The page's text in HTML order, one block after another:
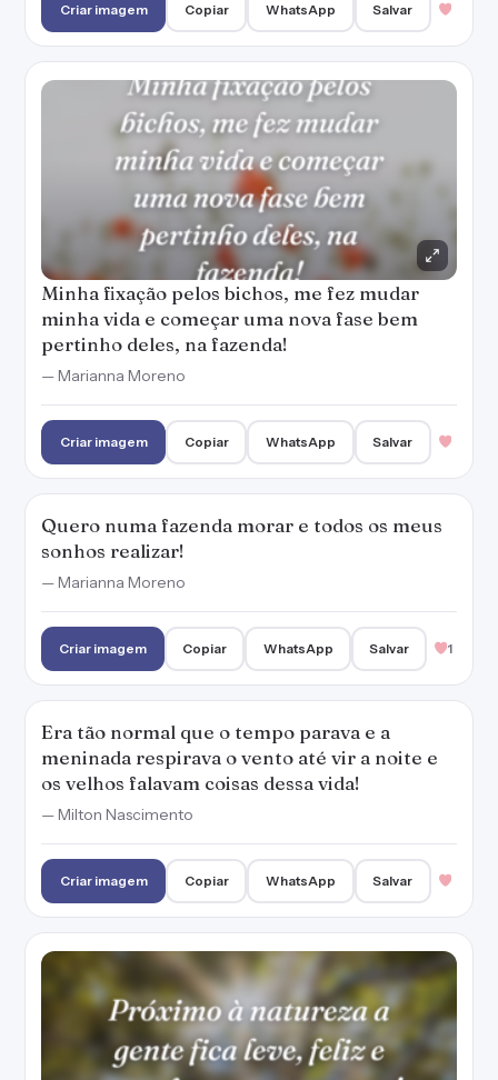
Criar imagem Copiar WhatsApp Salvar
Minha fixação pelos bichos, me fez mudar
minha vida e começar uma nova fase bem
pertinho deles, na fazenda!
— Marianna Moreno
Criar imagem Copiar WhatsApp Salvar
Quero numa fazenda morar e todos os meus
sonhos realizar!
— Marianna Moreno
Criar imagem Copiar WhatsApp Salvar 1
Era tão normal que o tempo parava e a
meninada respirava o vento até vir a noite e
os velhos falavam coisas dessa vida!
— Milton Nascimento
Criar imagem Copiar WhatsApp Salvar